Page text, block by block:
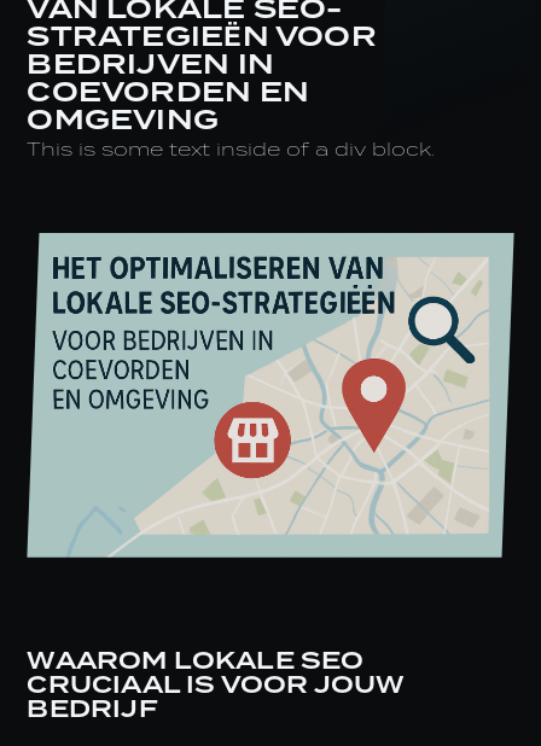
VAN LOKALE SEO-
STRATEGIEËN VOOR
BEDRIJVEN IN
COEVORDEN EN
OMGEVING
This is some text inside of a div block.
WAAROM LOKALE SEO
CRUCIAAL IS VOOR JOUW
BEDRIJF